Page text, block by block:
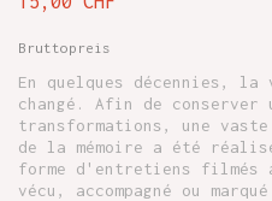
Bruttopreis
En quelques décennies, la
changé. Afin de conserver
transformations, une
de la mémoire a été
forme d'entretiens filmés
vécu, accompagné ou